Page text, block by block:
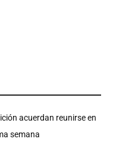
acuerdan reunirse en
semana